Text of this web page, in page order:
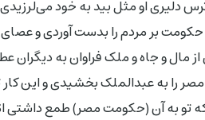
ترس دلیرى او مثل بید به خود
بر مردم را بدست آوردى و
مال و جاه و ملک فراوان به دیگران
را به عبدالملک بخشیدى و این
تو به آن (حکومت مصر) طمع داشتى